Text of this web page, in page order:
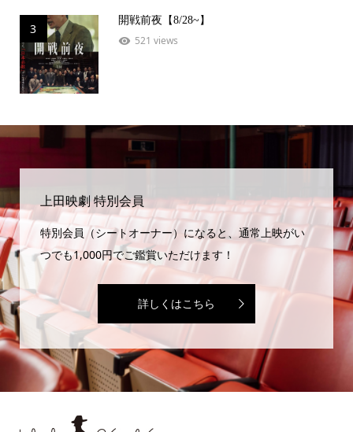
3
開戦前夜【8/28~】
521 views
上田映劇 特別会員
特別会員（シートオーナー）になると、通常上映がい
つでも1,000円でご鑑賞いただけます！
詳しくはこちら